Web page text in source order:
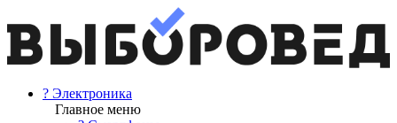
? Электроника
Главное меню